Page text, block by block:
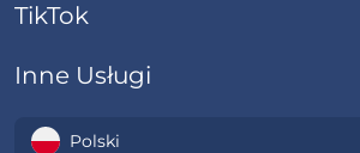
TikTok
Inne Usługi
Polski